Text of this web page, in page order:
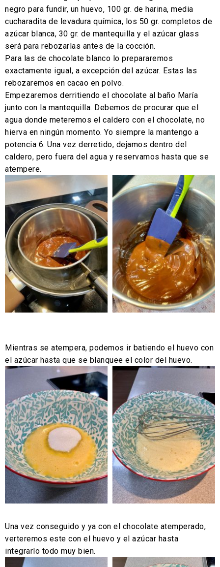
negro para fundir, un huevo, 100 gr. de harina, media
cucharadita de levadura química, los 50 gr. completos de
azúcar blanca, 30 gr. de mantequilla y el azúcar glass
será para rebozarlas antes de la cocción.
Para las de chocolate blanco lo prepararemos
exactamente igual, a excepción del azúcar. Estas las
rebozaremos en cacao en polvo.
Empezaremos derritiendo el chocolate al baño María
junto con la mantequilla. Debemos de procurar que el
agua donde meteremos el caldero con el chocolate, no
hierva en ningún momento. Yo siempre la mantengo a
potencia 6. Una vez derretido, dejamos dentro del
caldero, pero fuera del agua y reservamos hasta que se
atempere.
Mientras se atempera, podemos ir batiendo el huevo con
el azúcar hasta que se blanquee el color del huevo.
Una vez conseguido y ya con el chocolate atemperado,
verteremos este con el huevo y el azúcar hasta
integrarlo todo muy bien.